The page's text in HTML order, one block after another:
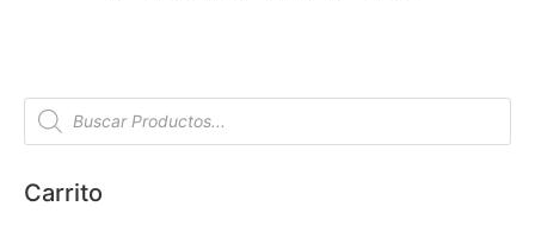
Carrito